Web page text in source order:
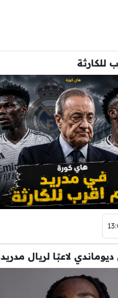
للكارثة
لاعبًا لريال مدريد